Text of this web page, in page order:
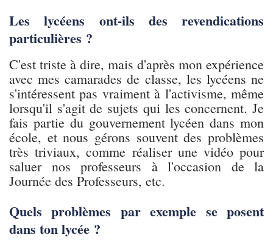
Les lycéens ont-ils des revendications
particulières ?
C'est triste à dire, mais d'après mon expérience
avec mes camarades de classe, les lycéens ne
s'intéressent pas vraiment à l'activisme, même
lorsqu'il s'agit de sujets qui les concernent. Je
fais partie du gouvernement lycéen dans mon
école, et nous gérons souvent des problèmes
très triviaux, comme réaliser une vidéo pour
saluer nos professeurs à l'occasion de la
Journée des Professeurs, etc.
Quels problèmes par exemple se posent
dans ton lycée ?